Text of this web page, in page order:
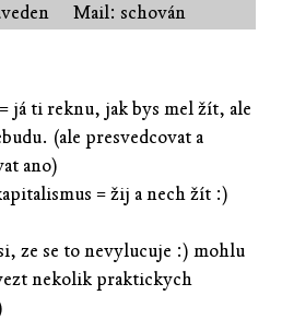
Mail: schován
já ti reknu, jak bys mel žít, ale
(ale presvedcovat a
ano)
= žij a nech žít :)
ze se to nevylucuje :) mohlu
nekolik praktickych